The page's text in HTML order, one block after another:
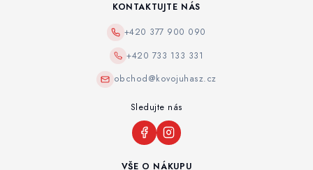
VŠE O NÁKUPU
KONTAKTUJTE NÁS
+420 377 900 090
+420 733 133 331
obchod@kovojuhasz.cz
Sledujte nás